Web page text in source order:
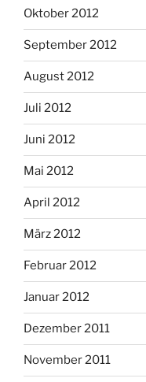
Oktober 2012
September 2012
August 2012
Juli 2012
Juni 2012
Mai 2012
April 2012
März 2012
Februar 2012
Januar 2012
Dezember 2011
November 2011